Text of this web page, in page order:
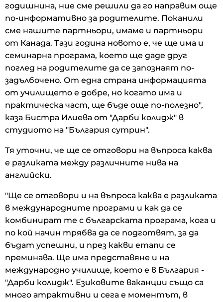
годишнина, ние сме решили да го направим още
по-информативно за родителите. Поканили
сме нашите партньори, имаме и партньори
от Канада. Тази година новото е, че ще има и
семинарна програма, което ще даде друг
поглед на родителите да се запознаят по-
задълбочено. От една страна информацията
от училището е добре, но когато има и
практическа част, ще бъде още по-полезно",
каза Бистра Илиева от "Дарби колидж" в
студиото на "България сутрин".
Тя уточни, че ще се отговори на въпроса каква
е разликата между различните нива на
английски.
"Ще се отговори и на въпроса каква е разликата
в международните програми и как да се
комбинират те с българската програма, кога и
по кой начин трябва да се подготвят, за да
бъдат успешни, и през какви етапи се
преминава. Ще има представяне и на
международно училище, което е в България -
"Дарби колидж". Езиковите ваканции също са
много атрактивни и сега е моментът, в